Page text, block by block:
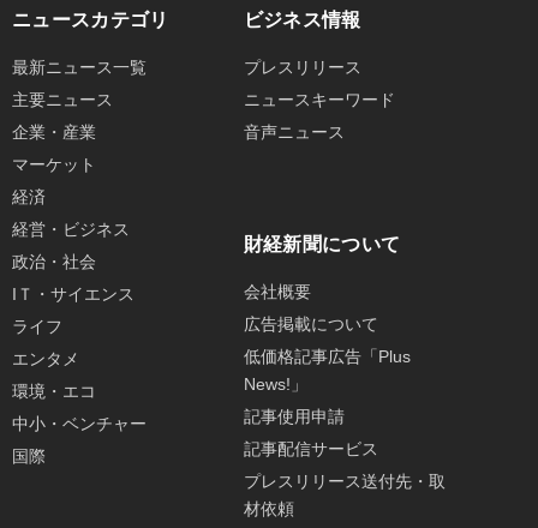
ニュースカテゴリ
最新ニュース一覧
主要ニュース
企業・産業
マーケット
経済
経営・ビジネス
政治・社会
IＴ・サイエンス
ライフ
エンタメ
環境・エコ
中小・ベンチャー
国際
ビジネス情報
プレスリリース
ニュースキーワード
音声ニュース
財経新聞について
会社概要
広告掲載について
低価格記事広告「Plus
News!」
記事使用申請
記事配信サービス
プレスリリース送付先・取
材依頼